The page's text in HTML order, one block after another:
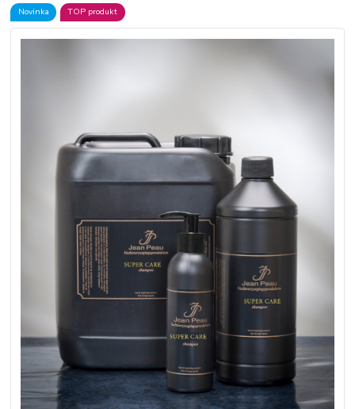
Novinka TOP produkt